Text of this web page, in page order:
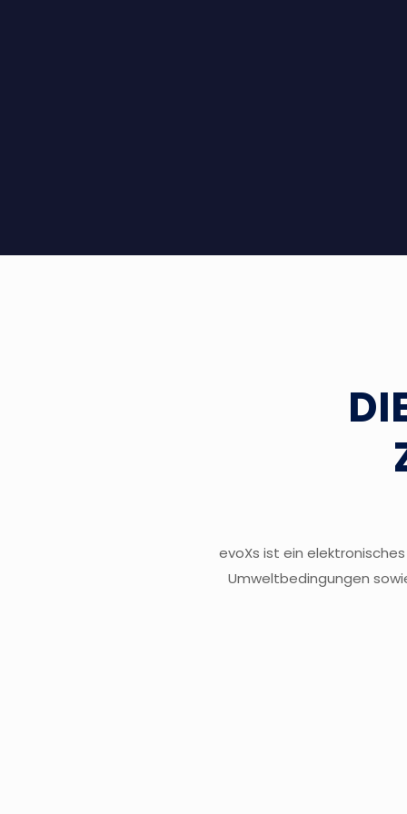
evoXs ist ein
Umweltbedingungen